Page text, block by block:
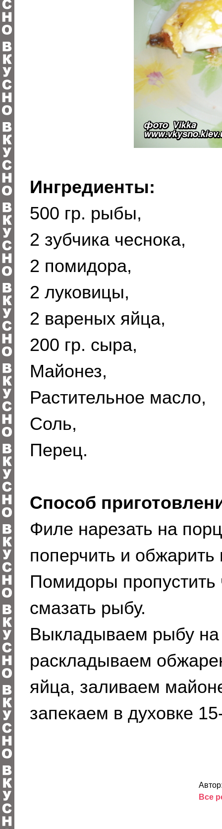
Ингредиенты:
500 гр. рыбы,
2 зубчика чеснока,
2 помидора,
2 луковицы,
2 вареных яйца,
200 гр. сыра,
Майонез,
Растительное масло,
Соль,
Перец.
Способ
Филе нарезать на
поперчить и
Помидоры пропустить
смазать рыбу.
Выкладываем рыбу на
раскладываем
яйца, заливаем
запекаем в духовке
Все